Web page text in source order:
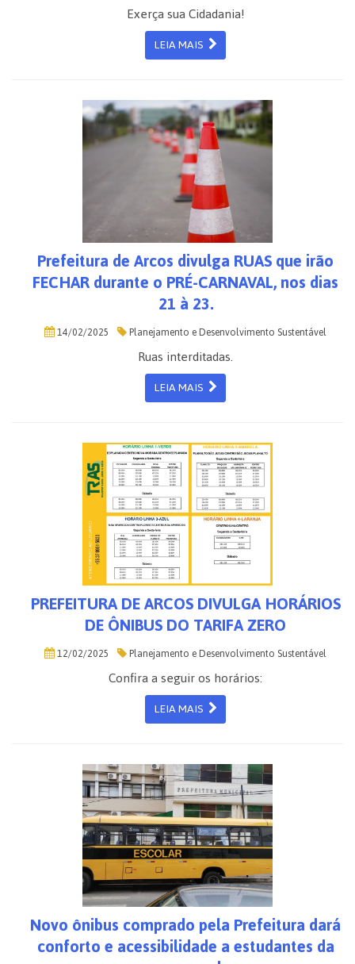
Exerça sua Cidadania!
LEIA MAIS
Prefeitura de Arcos divulga RUAS que irão
FECHAR durante o PRÉ-CARNAVAL, nos dias
21 à 23.
14/02/2025 Planejamento e Desenvolvimento Sustentável
Ruas interditadas.
LEIA MAIS
PREFEITURA DE ARCOS DIVULGA HORÁRIOS
DE ÔNIBUS DO TARIFA ZERO
12/02/2025 Planejamento e Desenvolvimento Sustentável
Confira a seguir os horários:
LEIA MAIS
Novo ônibus comprado pela Prefeitura dará
conforto e acessibilidade a estudantes da